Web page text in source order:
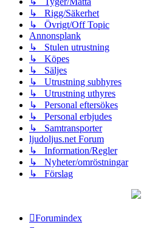
↳ Rigg/Säkerhet
↳ Övrigt/Off Topic
Annonsplank
↳ Stulen utrustning
↳ Köpes
↳ Säljes
↳ Utrustning subhyres
↳ Utrustning uthyres
↳ Personal eftersökes
↳ Personal erbjudes
↳ Samtransporter
ljudoljus.net Forum
↳ Information/Regler
↳ Nyheter/omröstningar
↳ Förslag
Forumindex